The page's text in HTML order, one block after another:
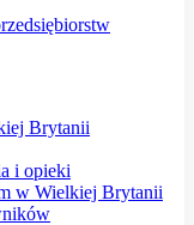
Brytanii
i opieki
w Wielkiej Brytanii